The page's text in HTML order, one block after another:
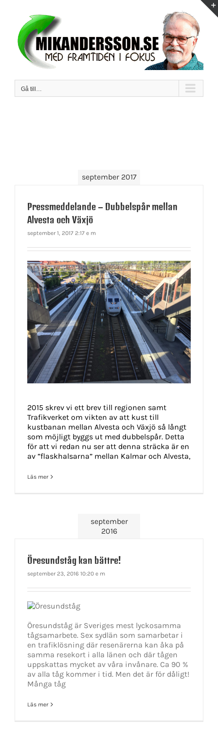
innehållet
Gå till…
september 2017
Pressmeddelande – Dubbelspår mellan
Alvesta och Växjö
september 1, 2017 2:17 e m
2015 skrev vi ett brev till regionen samt
Trafikverket om vikten av att kust till
kustbanan mellan Alvesta och Växjö så långt
som möjligt byggs ut med dubbelspår. Detta
för att vi redan nu ser att denna sträcka är en
av ”flaskhalsarna” mellan Kalmar och Alvesta,
Läs mer
september
2016
Öresundståg kan bättre!
september 23, 2016 10:20 e m
Öresundståg är Sveriges mest lyckosamma
tågsamarbete. Sex sydlän som samarbetar i
en trafiklösning där resenärerna kan åka på
samma resekort i alla länen och där tågen
uppskattas mycket av våra invånare. Ca 90 %
av alla tåg kommer i tid. Men det är för dåligt!
Många tåg
Läs mer